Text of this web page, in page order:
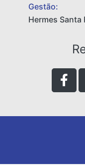
Gestão:
Hermes Santa